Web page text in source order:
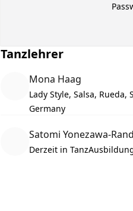
Tanzlehrer
Mona Haag
Lady Style, Salsa,
Germany
Satomi Yonezawa-Rand
Derzeit in